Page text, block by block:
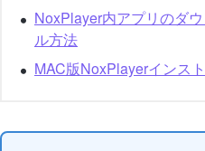
NoxPlayer内アプリのダ
ル方法
MAC版NoxPlayerインス